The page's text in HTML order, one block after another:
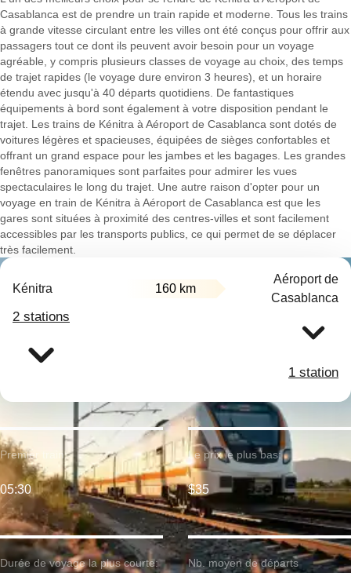
Casablanca est de prendre un train rapide et moderne. Tous les trains
à grande vitesse circulant entre les villes ont été conçus pour offrir aux
passagers tout ce dont ils peuvent avoir besoin pour un voyage
agréable, y compris plusieurs classes de voyage au choix, des temps
de trajet rapides (le voyage dure environ 3 heures), et un horaire
étendu avec jusqu'à 40 départs quotidiens. De fantastiques
équipements à bord sont également à votre disposition pendant le
trajet. Les trains de Kénitra à Aéroport de Casablanca sont dotés de
voitures légères et spacieuses, équipées de sièges confortables et
offrant un grand espace pour les jambes et les bagages. Les grandes
fenêtres panoramiques sont parfaites pour admirer les vues
spectaculaires le long du trajet. Une autre raison d'opter pour un
voyage en train de Kénitra à Aéroport de Casablanca est que les
gares sont situées à proximité des centres-villes et sont facilement
accessibles par les transports publics, ce qui permet de se déplacer
très facilement.
Kénitra 160 km
Aéroport de
Casablanca
2 stations
1 station
Durée de voyage la plus courte:
Premier train:
05:30
Le prix le plus bas:
$35
Nb. moyen de départs